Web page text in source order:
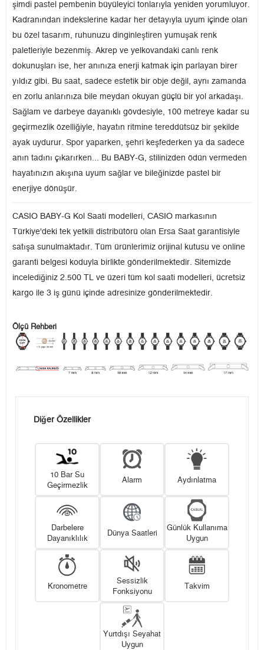
şimdi pastel pembenin büyüleyici tonlarıyla yeniden yorumluyor.
Kadranından indekslerine kadar her detayıyla uyum içinde olan
bu özel tasarım, ruhunuzu dinginleştiren yumuşak renk
paletleriyle bezenmiş. Akrep ve yelkovandaki canlı renk
dokunuşları ise, her anınıza enerji katmak için parlayan birer
yıldız gibi. Bu saat, sadece estetik bir obje değil, aynı zamanda
en zorlu anlarınıza bile meydan okuyan güçlü bir yol arkadaşı.
Sağlam ve darbeye dayanıklı gövdesiyle, 100 metreye kadar su
geçirmezlik özelliğiyle, hayatın ritmine tereddütsüz bir şekilde
ayak uydurur. Spor yaparken, şehri keşfederken ya da sadece
anın tadını çıkarırken... Bu BABY-G, stilinizden ödün vermeden
hayatınızın akışına uyum sağlar ve bileğinizde pastel bir
enerjiye dönüşür.
CASIO BABY-G Kol Saati modelleri, CASIO markasının
Türkiye'deki tek yetkili distribütörü olan Ersa Saat garantisiyle
satışa sunulmaktadır. Tüm ürünlerimiz orijinal kutusu ve online
garanti belgesi koduyla birlikte gönderilmektedir. Sitemizde
incelediğiniz 2.500 TL ve üzeri tüm kol saati modelleri, ücretsiz
kargo ile 3 iş günü içinde adresinize gönderilmektedir.
Ölçü Rehberi
Diğer Özellikler
10 Bar Su
Geçirmezlik
Alarm Aydınlatma
Darbelere
Dayanıklılık
Dünya Saatleri
Günlük Kullanıma
Uygun
Kronometre
Sessizlik
Fonksiyonu
Takvim
Yurtdışı Seyahat
Uygun